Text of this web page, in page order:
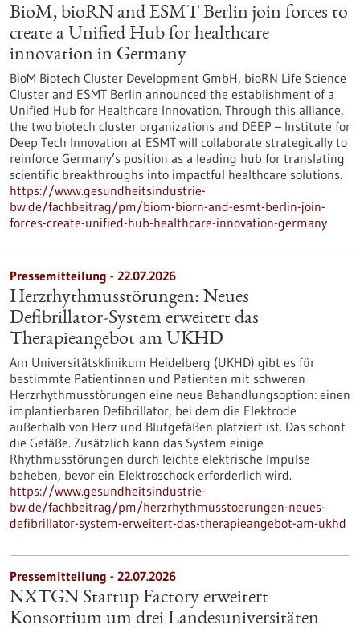
BioM, bioRN and ESMT Berlin join forces to
create a Unified Hub for healthcare
innovation in Germany
BioM Biotech Cluster Development GmbH, bioRN Life Science
Cluster and ESMT Berlin announced the establishment of a
Unified Hub for Healthcare Innovation. Through this alliance,
the two biotech cluster organizations and DEEP – Institute for
Deep Tech Innovation at ESMT will collaborate strategically to
reinforce Germany’s position as a leading hub for translating
scientific breakthroughs into impactful healthcare solutions.
https://www.gesundheitsindustrie-
bw.de/fachbeitrag/pm/biom-biorn-and-esmt-berlin-join-
forces-create-unified-hub-healthcare-innovation-germany
Pressemitteilung - 22.07.2026
Herzrhythmusstörungen: Neues
Defibrillator-System erweitert das
Therapieangebot am UKHD
Am Universitätsklinikum Heidelberg (UKHD) gibt es für
bestimmte Patientinnen und Patienten mit schweren
Herzrhythmusstörungen eine neue Behandlungsoption: einen
implantierbaren Defibrillator, bei dem die Elektrode
außerhalb von Herz und Blutgefäßen platziert ist. Das schont
die Gefäße. Zusätzlich kann das System einige
Rhythmusstörungen durch leichte elektrische Impulse
beheben, bevor ein Elektroschock erforderlich wird.
https://www.gesundheitsindustrie-
bw.de/fachbeitrag/pm/herzrhythmusstoerungen-neues-
defibrillator-system-erweitert-das-therapieangebot-am-ukhd
Pressemitteilung - 22.07.2026
NXTGN Startup Factory erweitert
Konsortium um drei Landesuniversitäten